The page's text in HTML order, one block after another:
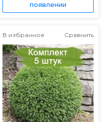
появлении
В избранное Сравнить